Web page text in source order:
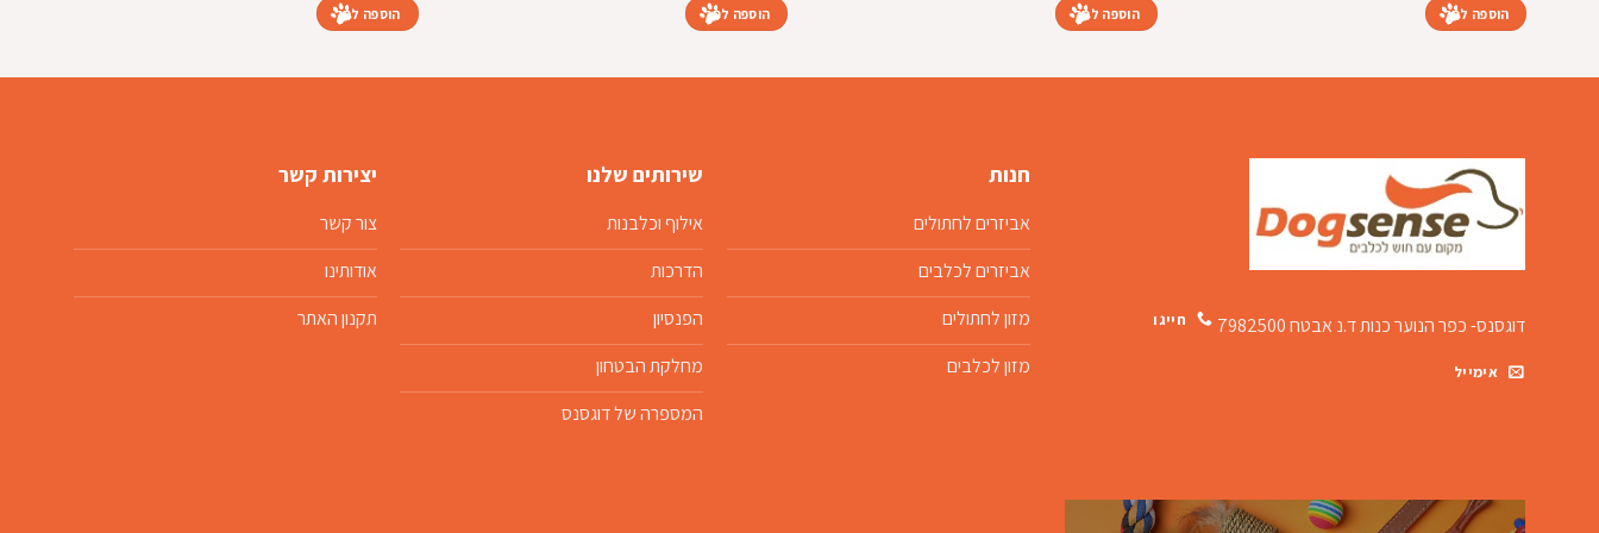
הוספה לסל הוספה לסל הוספה לסל הוספה לסל
דוגסנס- כפר הנוער כנותד.נ אבטח 7982500 חייגו
אימייל
חנות
אביזרים לחתולים
אביזרים לכלבים
מזון לחתולים
מזון לכלבים
שירותים שלנו
אילוף וכלבנות
הדרכות
הפנסיון
מחלקת הבטחון
המספרה של דוגסנס
יצירות קשר
צור קשר
אודותינו
תקנון האתר